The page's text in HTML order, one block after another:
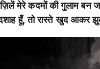
मेरे कदमों की गुलाम बन
हूँ, तो रास्ते खुद आकर